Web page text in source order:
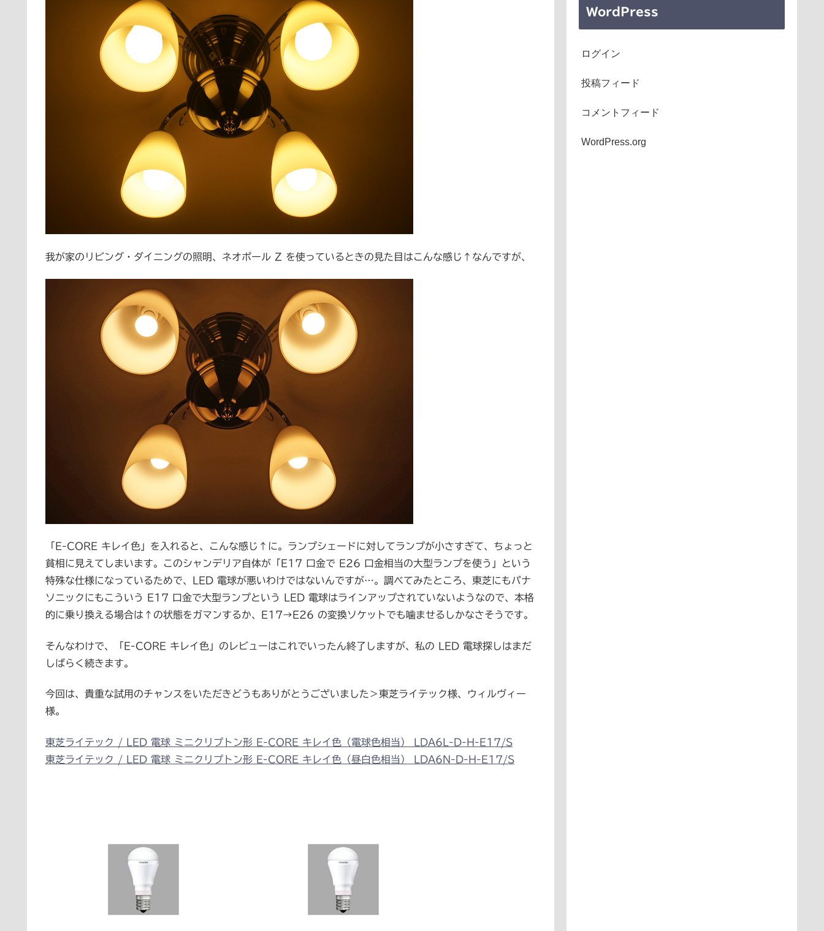
我が家のリビング・ダイニングの照明、ネオボール Z を使っているときの見た目はこんな感じ↑なんですが、
「E-CORE キレイ色」を入れると、こんな感じ↑に。ランプシェードに対してランプが小さすぎて、ちょっと
貧相に見えてしまいます。このシャンデリア自体が「E17 口金で E26 口金相当の大型ランプを使う」という
特殊な仕様になっているためで、LED 電球が悪いわけではないんですが…。調べてみたところ、東芝にもパナ
ソニックにもこういう E17 口金で大型ランプという LED 電球はラインアップされていないようなので、本格
的に乗り換える場合は↑の状態をガマンするか、E17→E26 の変換ソケットでも噛ませるしかなさそうです。
そんなわけで、「E-CORE キレイ色」のレビューはこれでいったん終了しますが、私の LED 電球探しはまだ
しばらく続きます。
今回は、貴重な試用のチャンスをいただきどうもありがとうございました＞東芝ライテック様、ウィルヴィー
様。
東芝ライテック / LED 電球 ミニクリプトン形 E-CORE キレイ色（電球色相当） LDA6L-D-H-E17/S
東芝ライテック / LED 電球 ミニクリプトン形 E-CORE キレイ色（昼白色相当） LDA6N-D-H-E17/S
WordPress
ログイン
投稿フィード
コメントフィード
WordPress.org